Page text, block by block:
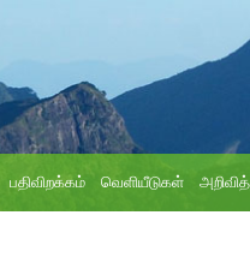
பதிவிறக்கம் வெளியீடுகள்